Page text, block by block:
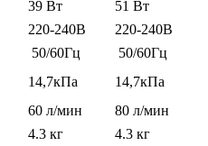
39 Вт
51 Вт
220-240В
220-240В
50/60Гц
50/60Гц
14,7кПа
14,7кПа
60 л/мин
80 л/мин
4.3 кг
4.3 кг